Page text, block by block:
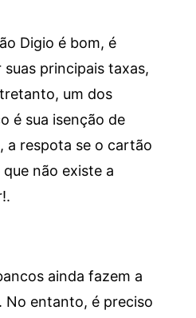
Digio é bom, é
principais taxas,
um dos
é sua isenção de
a respota se o cartão
não existe a
ainda fazem a
No entanto, é preciso